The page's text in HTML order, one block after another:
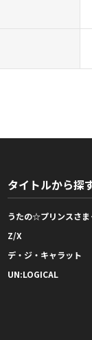
タイトルから探
うたの☆プリンスさ
Z/X
デ・ジ・キャラット
UN:LOGICAL